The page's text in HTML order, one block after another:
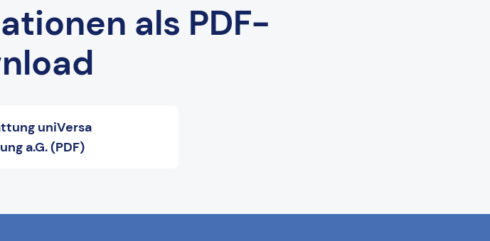
als PDF-
uniVersa
a.G. (PDF)